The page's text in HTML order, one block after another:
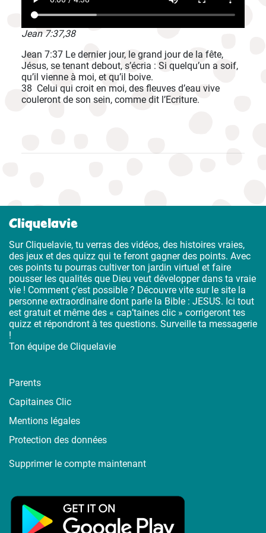
Jean 7:37,38
Jean 7:37 Le dernier jour, le grand jour de la fête,
Jésus, se tenant debout, s’écria : Si quelqu’un a soif,
qu’il vienne à moi, et qu’il boive.
38 Celui qui croit en moi, des fleuves d’eau vive
couleront de son sein, comme dit l’Ecriture.
Cliquelavie
Sur Cliquelavie, tu verras des vidéos, des histoires vraies,
des jeux et des quizz qui te feront gagner des points. Avec
ces points tu pourras cultiver ton jardin virtuel et faire
pousser les qualités que Dieu veut développer dans ta vraie
vie ! Comment ç’est possible ? Découvre vite sur le site la
personne extraordinaire dont parle la Bible : JESUS. Ici tout
est gratuit et même des « cap’taines clic » corrigeront tes
quizz et répondront à tes questions. Surveille ta messagerie
!
Ton équipe de Cliquelavie
Parents
Capitaines Clic
Mentions légales
Protection des données
Supprimer le compte maintenant